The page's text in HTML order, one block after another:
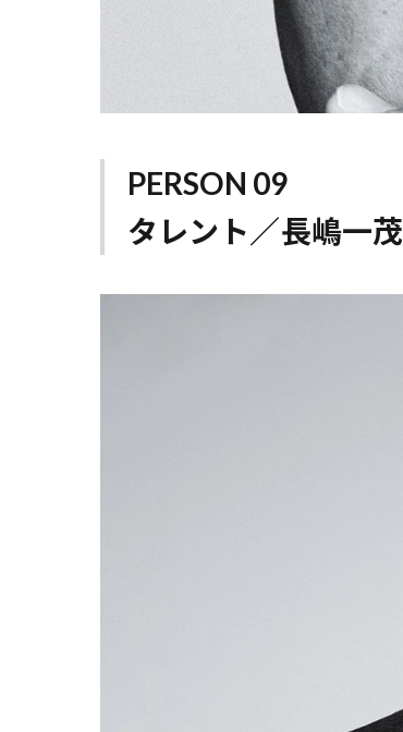
PERSON 09
タレント／長嶋一茂